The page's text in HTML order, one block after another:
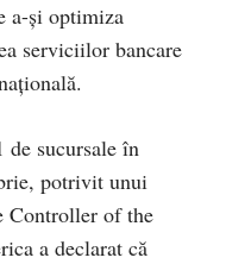
a-și optimiza
serviciilor bancare
sucursale în
potrivit unui
Controller of the
a declarat că